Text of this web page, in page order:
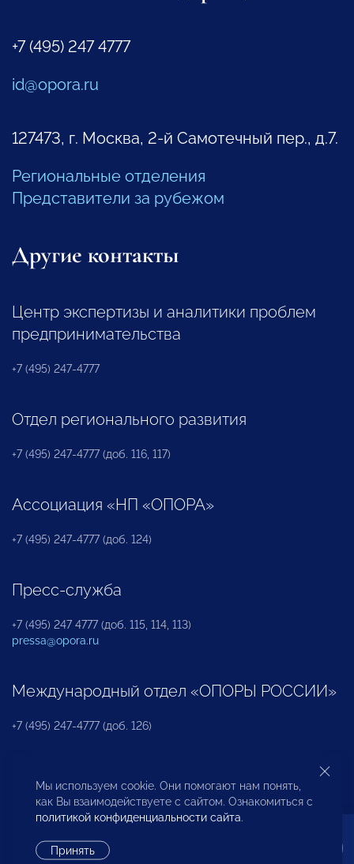
+7 (495) 247 4777
id@opora.ru
127473, г. Москва, 2-й Самотечный пер., д.7.
Региональные отделения
Представители за рубежом
Другие контакты
Центр экспертизы и аналитики проблем
предпринимательства
+7 (495) 247-4777
Отдел регионального развития
+7 (495) 247-4777 (доб. 116, 117)
Ассоциация «НП «ОПОРА»
+7 (495) 247-4777 (доб. 124)
Пресс-служба
+7 (495) 247 4777 (доб. 115, 114, 113)
pressa@opora.ru
Международный отдел «ОПОРЫ РОССИИ»
+7 (495) 247-4777 (доб. 126)
Бюро по защите прав предпринимателей и
инвесторов
Мы используем cookie. Они помогают нам понять,
как Вы взаимодействуете с сайтом. Ознакомиться с
политикой конфиденциальности сайта.
Принять